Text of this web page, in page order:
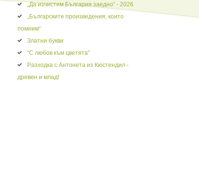
„Да изчистим България заедно“ - 2026
„Българските произведения, които
помним“
Златни букви
“С любов към цветята”
Разходка с Антонета из Кюстендил -
древен и млад!